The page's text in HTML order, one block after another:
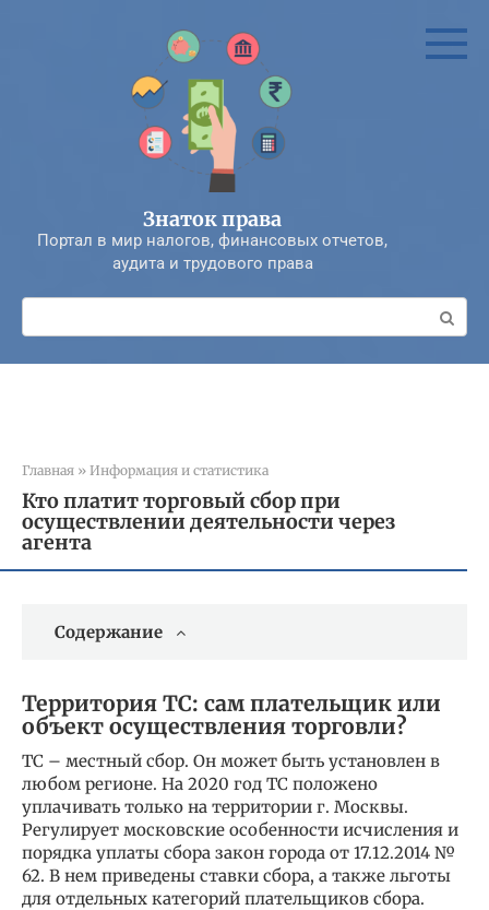
Знаток права
Портал в мир налогов, финансовых отчетов,
аудита и трудового права
Поиск:
Главная » Информация и статистика
Кто платит торговый сбор при
осуществлении деятельности через
агента
Содержание
Территория ТС: сам плательщик или
объект осуществления торговли?
ТС – местный сбор. Он может быть установлен в
любом регионе. На 2020 год ТС положено
уплачивать только на территории г. Москвы.
Регулирует московские особенности исчисления и
порядка уплаты сбора закон города от 17.12.2014 №
62. В нем приведены ставки сбора, а также льготы
для отдельных категорий плательщиков сбора.